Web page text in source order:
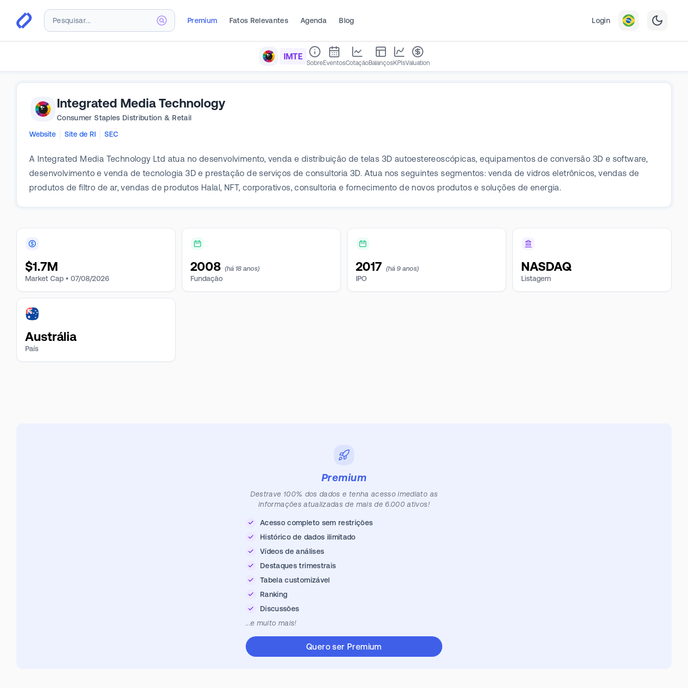
Premium Fatos Relevantes Agenda Blog Login
IMTE
SobreEventosCotaçãoBalançosKPIsValuation
Integrated Media Technology
Consumer Staples Distribution & Retail
Website
Site de RI SEC
A Integrated Media Technology Ltd atua no desenvolvimento, venda e distribuição de telas 3D autoestereoscópicas, equipamentos de conversão 3D e software,
desenvolvimento e venda de tecnologia 3D e prestação de serviços de consultoria 3D. Atua nos seguintes segmentos: venda de vidros eletrônicos, vendas de
produtos de filtro de ar, vendas de produtos Halal, NFT, corporativos, consultoria e fornecimento de novos produtos e soluções de energia.
$1.7M
Market Cap • 07/08/2026
2008 (há 18 anos)
Fundação
2017 (há 9 anos)
IPO
NASDAQ
Listagem
Austrália
País
Premium
Destrave 100% dos dados e tenha acesso imediato as
informações atualizadas de mais de 6.000 ativos!
Acesso completo sem restrições
Histórico de dados ilimitado
Vídeos de análises
Destaques trimestrais
Tabela customizável
Ranking
Discussões
...e muito mais!
Quero ser Premium